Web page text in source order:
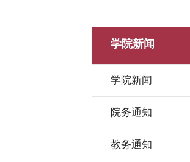
学院新闻
学院新闻
院务通知
教务通知